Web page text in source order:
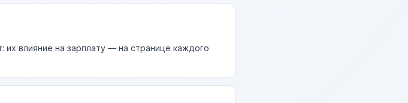
их влияние на зарплату — на странице каждого